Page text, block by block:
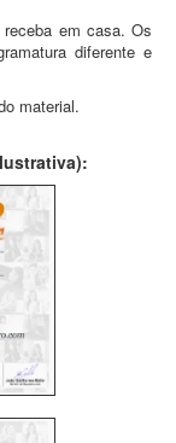
em casa. Os
diferente e
material.